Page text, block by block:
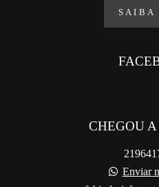
SAIBA
CHEGOU
Enviar